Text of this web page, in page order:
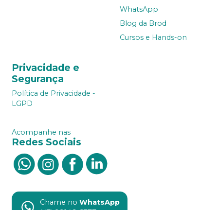
WhatsApp
Blog da Brod
Cursos e Hands-on
Privacidade e
Segurança
Política de Privacidade -
LGPD
Acompanhe nas
Redes Sociais
Chame no WhatsApp